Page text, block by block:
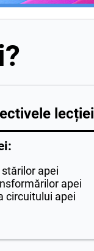
lecției
apei
apei
circuitului apei